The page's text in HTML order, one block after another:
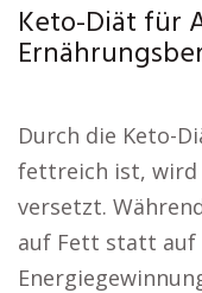
Keto-Diät für
Durch die Keto-
fettreich ist, wird
versetzt.
auf Fett statt auf